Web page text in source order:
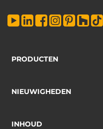
PRODUCTEN
NIEUWIGHEDEN
INHOUD